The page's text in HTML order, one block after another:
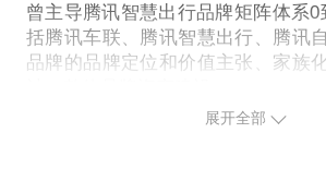
如果您遇到以上疑问，我们可以
讨。
曾主导腾讯智慧出行品牌矩阵体系
括腾讯车联、腾讯智慧出行、腾讯
品牌的品牌定位和价值主张、家族
展开全部